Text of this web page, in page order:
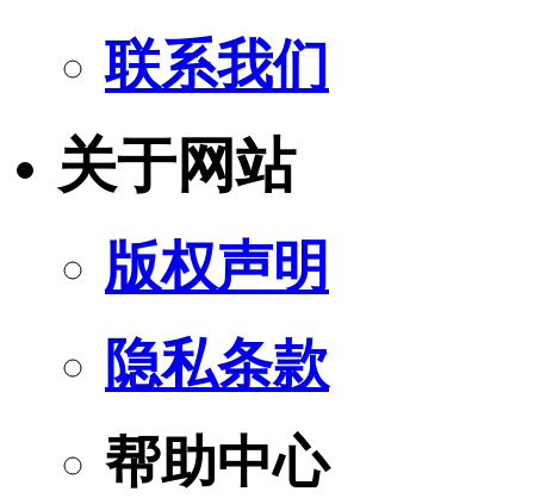
联系我们
关于网站
版权声明
隐私条款
帮助中心